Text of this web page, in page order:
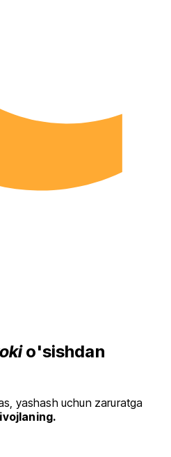
o'sishdan
yashash uchun zaruratga